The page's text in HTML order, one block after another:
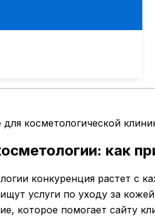
косметологической
как
конкуренция растет
услуги по уходу за
которое помогает сайту